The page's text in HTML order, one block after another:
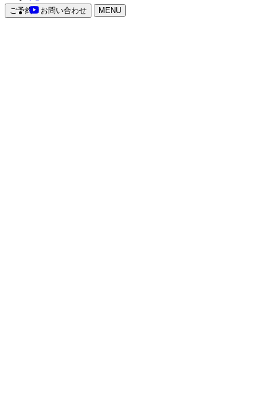
ご予約・お問い合わせ MENU